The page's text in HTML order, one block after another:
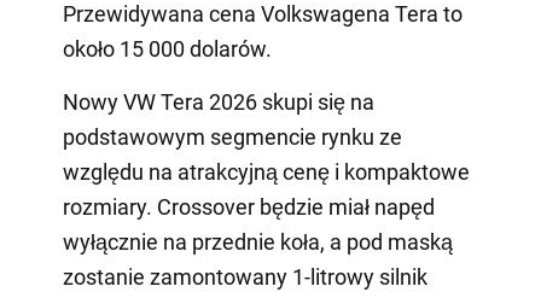
Przewidywana cena Volkswagena Tera to
około 15 000 dolarów.
Nowy VW Tera 2026 skupi się na
podstawowym segmencie rynku ze
względu na atrakcyjną cenę i kompaktowe
rozmiary. Crossover będzie miał napęd
wyłącznie na przednie koła, a pod maską
zostanie zamontowany 1-litrowy silnik